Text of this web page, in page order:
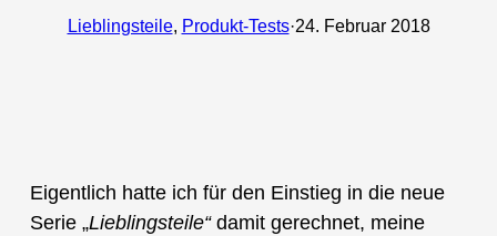
Lieblingsteile, Produkt-Tests·24. Februar 2018
Eigentlich hatte ich für den Einstieg in die neue
Serie „Lieblingsteile“damit gerechnet, meine